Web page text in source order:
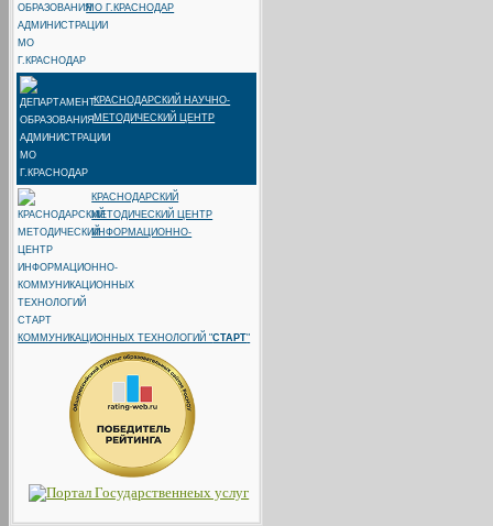
МО Г.КРАСНОДАР
КРАСНОДАРСКИЙ НАУЧНО-
МЕТОДИЧЕСКИЙ ЦЕНТР
КРАСНОДАРСКИЙ
МЕТОДИЧЕСКИЙ ЦЕНТР
ИНФОРМАЦИОННО-
КОММУНИКАЦИОННЫХ ТЕХНОЛОГИЙ "СТАРТ"